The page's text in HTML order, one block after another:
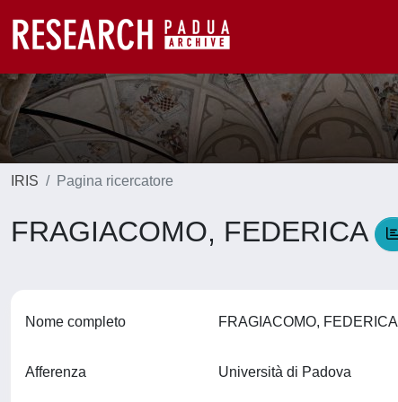
IRIS Pagina ricercatore
FRAGIACOMO, FEDERICA
Nome completo FRAGIACOMO, FEDERICA
Afferenza Università di Padova